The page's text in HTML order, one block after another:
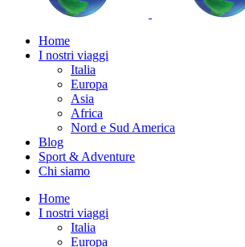
Home
I nostri viaggi
Italia
Europa
Asia
Africa
Nord e Sud America
Blog
Sport & Adventure
Chi siamo
Home
I nostri viaggi
Italia
Europa